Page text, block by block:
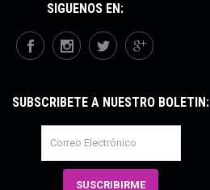
SÍGUENOS EN:
SUBSCRÍBETE A NUESTRO BOLETÍN: